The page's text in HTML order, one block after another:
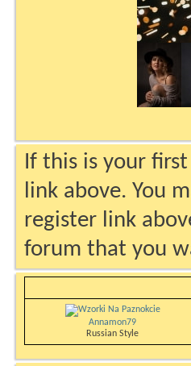
If this is your
link above. You
register link
forum that you
Annamon79
Russian Style